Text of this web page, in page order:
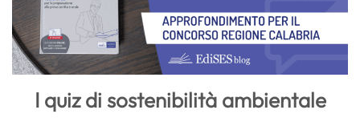
I quiz di sostenibilità ambientale